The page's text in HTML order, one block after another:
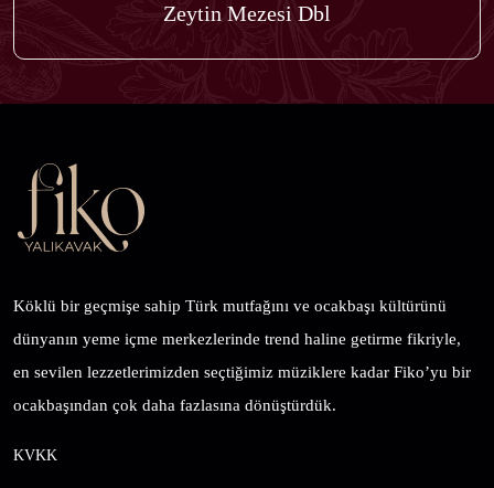
Zeytin Mezesi Dbl
Köklü bir geçmişe sahip Türk mutfağını ve ocakbaşı kültürünü
dünyanın yeme içme merkezlerinde trend haline getirme fikriyle,
en sevilen lezzetlerimizden seçtiğimiz müziklere kadar Fiko’yu bir
ocakbaşından çok daha fazlasına dönüştürdük.
KVKK